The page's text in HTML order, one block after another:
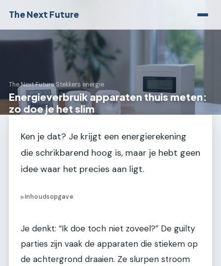
The Next Future
The Next Future›Stekkers energie
Energieverbruik apparaten thuis meten:
zo doe je het slim
Ken je dat? Je krijgt een energierekening
die schrikbarend hoog is, maar je hebt geen
idee waar het precies aan ligt.
▶Inhoudsopgave
Je denkt: “Ik doe toch niet zoveel?” De guilty
parties zijn vaak de apparaten die stiekem op
de achtergrond draaien. Ze slurpen stroom